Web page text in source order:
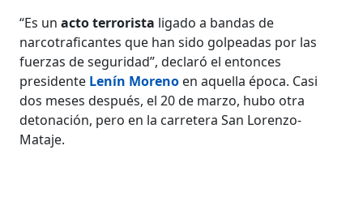
“Es unacto terrorista ligado a bandas de
narcotraficantes que han sido golpeadas por las
fuerzas de seguridad”, declaró el entonces
presidente Lenín Moreno en aquella época. Casi
dos meses después, el 20 de marzo, hubo otra
detonación, pero en la carretera San Lorenzo-
Mataje.